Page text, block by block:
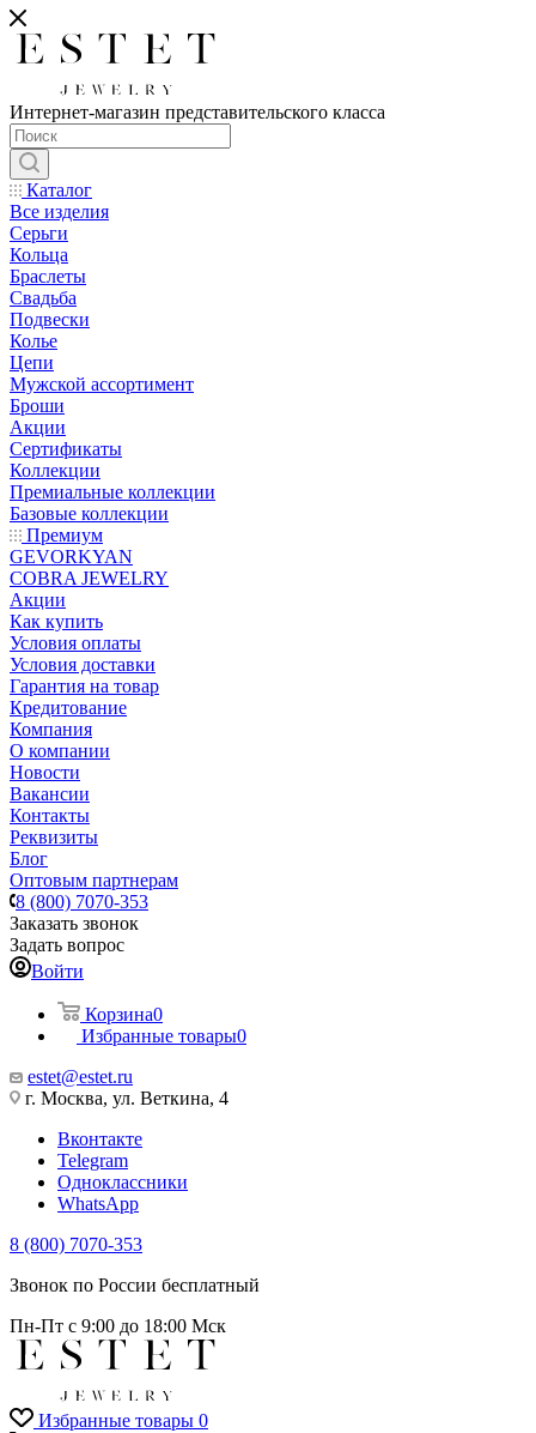
Интернет-магазин представительского класса
Каталог
Все изделия
Серьги
Кольца
Браслеты
Свадьба
Подвески
Колье
Цепи
Мужской ассортимент
Броши
Акции
Сертификаты
Коллекции
Премиальные коллекции
Базовые коллекции
Премиум
GEVORKYAN
COBRA JEWELRY
Акции
Как купить
Условия оплаты
Условия доставки
Гарантия на товар
Кредитование
Компания
О компании
Новости
Вакансии
Контакты
Реквизиты
Блог
Оптовым партнерам
8 (800) 7070-353
Заказать звонок
Задать вопрос
Войти
Корзина0
Избранные товары0
estet@estet.ru
г. Москва, ул. Веткина, 4
Вконтакте
Telegram
Одноклассники
WhatsApp
8 (800) 7070-353
Звонок по России бесплатный
Пн-Пт с 9:00 до 18:00 Мск
Избранные товары 0